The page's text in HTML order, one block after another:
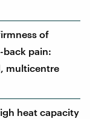
of
pain:
multicentre
heat capacity